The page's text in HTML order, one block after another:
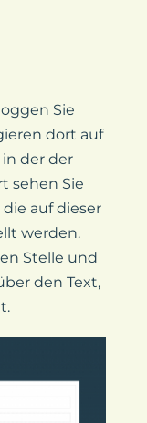
Sie
dort auf
der der
sehen Sie
auf dieser
werden.
Stelle und
den Text,